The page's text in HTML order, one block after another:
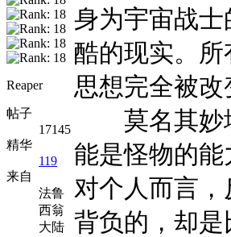
Reaper
帖子
17145
精华
119
来自
法鲁
西翁
大陆
身为宇宙战
酷的现实。
思想完全被
莫名其妙地
能是怪物的
对个人而言
背负的，却